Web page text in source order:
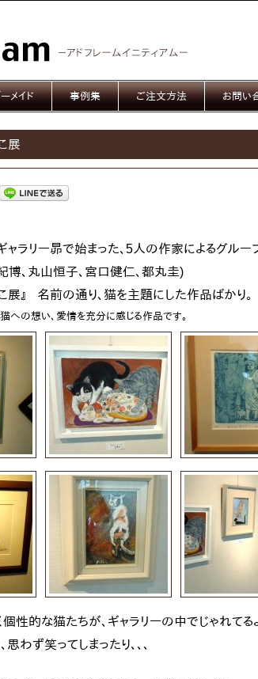
メイド 事例集 ご注文方法 お問い
展
ラリー昴で始まった、5人の作家によるグルー
、丸山恒子、宮口健仁、 都丸圭)
展』 名前の通り、猫を主題にした作品ばかり。
の想い、愛情を充分に感じる作品です。
性的な猫たちが、ギャラリーの中でじゃれてる
わず笑ってしまったり、、、